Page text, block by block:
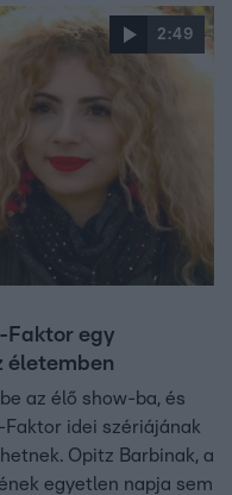
2:49
Faktor egy
életemben
az élő show-ba, és
idei szériájának
Opitz Barbinak, a
egyetlen napja sem